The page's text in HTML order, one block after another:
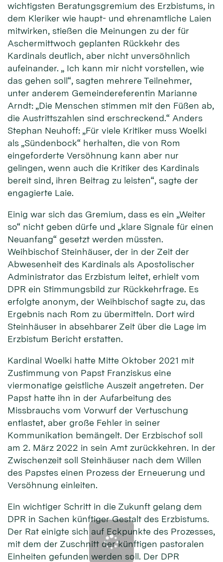
wichtigsten Beratungsgremium des Erzbistums, in
dem Kleriker wie haupt- und ehrenamtliche Laien
mitwirken, stießen die Meinungen zu der für
Aschermittwoch geplanten Rückkehr des
Kardinals deutlich, aber nicht unversöhnlich
aufeinander. „ Ich kann mir nicht vorstellen, wie
das gehen soll“, sagten mehrere Teilnehmer,
unter anderem Gemeindereferentin Marianne
Arndt: „Die Menschen stimmen mit den Füßen ab,
die Austrittszahlen sind erschreckend.“ Anders
Stephan Neuhoff: „Für viele Kritiker muss Woelki
als „Sündenbock“ herhalten, die von Rom
eingeforderte Versöhnung kann aber nur
gelingen, wenn auch die Kritiker des Kardinals
bereit sind, ihren Beitrag zu leisten“, sagte der
engagierte Laie.
Einig war sich das Gremium, dass es ein „Weiter
so“ nicht geben dürfe und „klare Signale für einen
Neuanfang“ gesetzt werden müssten.
Weihbischof Steinhäuser, der in der Zeit der
Abwesenheit des Kardinals als Apostolischer
Administrator das Erzbistum leitet, erhielt vom
DPR ein Stimmungsbild zur Rückkehrfrage. Es
erfolgte anonym, der Weihbischof sagte zu, das
Ergebnis nach Rom zu übermitteln. Dort wird
Steinhäuser in absehbarer Zeit über die Lage im
Erzbistum Bericht erstatten.
Kardinal Woelki hatte Mitte Oktober 2021 mit
Zustimmung von Papst Franziskus eine
viermonatige geistliche Auszeit angetreten. Der
Papst hatte ihn in der Aufarbeitung des
Missbrauchs vom Vorwurf der Vertuschung
entlastet, aber große Fehler in seiner
Kommunikation bemängelt. Der Erzbischof soll
am 2. März 2022 in sein Amt zurückkehren. In der
Zwischenzeit soll Steinhäuser nach dem Willen
des Papstes einen Prozess der Erneuerung und
Versöhnung einleiten.
Ein wichtiger Schritt in die Zukunft gelang dem
DPR in Sachen künftiger Gestalt des Erzbistums.
Der Rat einigte sich auf Eckpunkte des Prozesses,
mit dem der Zuschnitt der künftigen pastoralen
Einheiten gefunden werden soll. Der DPR